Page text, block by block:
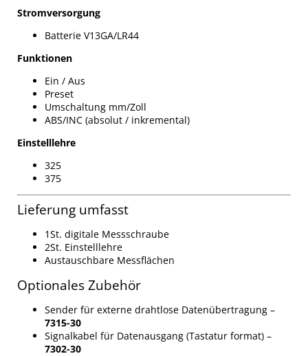
Stromversorgung
Batterie V13GA/LR44
Funktionen
Ein / Aus
Preset
Umschaltung mm/Zoll
ABS/INC (absolut / inkremental)
Einstelllehre
325
375
Lieferung umfasst
1St. digitale Messschraube
2St. Einstelllehre
Austauschbare Messflächen
Optionales Zubehör
Sender für externe drahtlose Datenübertragung –
7315-30
Signalkabel für Datenausgang (Tastatur format) –
7302-30